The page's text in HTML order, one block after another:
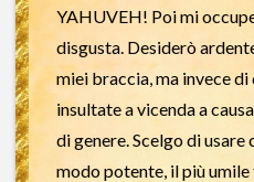
YAHUVEH! Poi mi
disgusta. Desiderò
miei braccia, ma invece
insultate a vicenda a
di genere. Scelgo di usare
modo potente, il più